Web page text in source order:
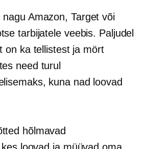
Amazon, Target või
tarbijatele veebis. Paljudel
on ka tellistest ja mört
need turul
kuna nad loovad
hõlmavad